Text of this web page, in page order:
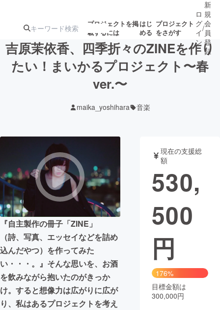
プロジェクトを掲
載するには
はじ
める
プロジェクト
をさがす
注目の新着プロ募集終了が近いプ
テクノロジー・ガジェット
映像・映画 書籍・雑誌
ビジネス・起業 チャレンジ
まちづくり・地域活性化
CAMPFIRE for Social Good
CAMPFIRE Creation
CAMPFIREふるさと納税
machi-ya コミュニティ
ロ
グ
イ
ン
/
新
規
会
員
登
録
吉原茉依香、四季折々のZINEを作り
たい！まいかるプロジェクト〜春
ver.〜
maika_yoshihara 音楽
『自主製作の冊子「ZINE」
（詩、写真、エッセイなどを詰め
込んだやつ）を作ってみた
い・・・。』そんな思いを、お酒
を飲みながら抱いたのがきっか
け。すると想像力は広がりに広が
り、私はあるプロジェクトを考え
現在の支援総
額
530,
500
円
176%
目標金額は
300,000円